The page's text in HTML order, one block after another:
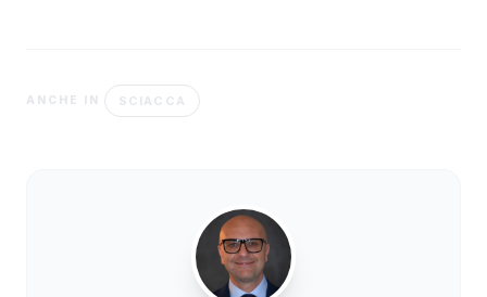
ANCHE IN SCIACCA